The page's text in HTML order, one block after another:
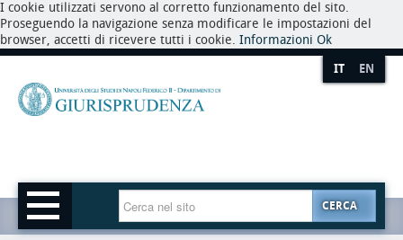
I cookie utilizzati servono al corretto funzionamento del sito.
Proseguendo la navigazione senza modificare le impostazioni del
browser, accetti di ricevere tutti i cookie. Informazioni Ok
IT EN
CERCA